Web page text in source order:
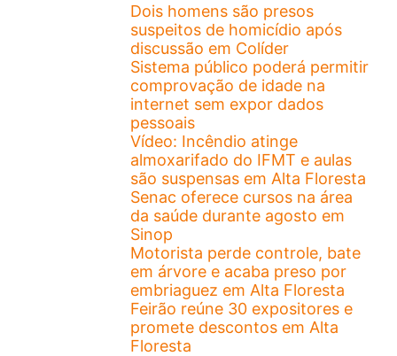
Dois homens são presos
suspeitos de homicídio após
discussão em Colíder
Sistema público poderá permitir
comprovação de idade na
internet sem expor dados
pessoais
Vídeo: Incêndio atinge
almoxarifado do IFMT e aulas
são suspensas em Alta Floresta
Senac oferece cursos na área
da saúde durante agosto em
Sinop
Motorista perde controle, bate
em árvore e acaba preso por
embriaguez em Alta Floresta
Feirão reúne 30 expositores e
promete descontos em Alta
Floresta